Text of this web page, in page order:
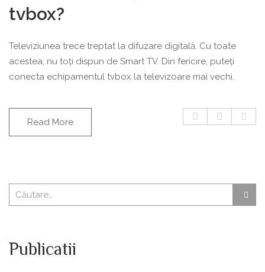
tvbox?
Televiziunea trece treptat la difuzare digitală. Cu toate
acestea, nu toți dispun de Smart TV. Din fericire, puteți
conecta echipamentul tvbox la televizoare mai vechi.
Read More
Publicatii